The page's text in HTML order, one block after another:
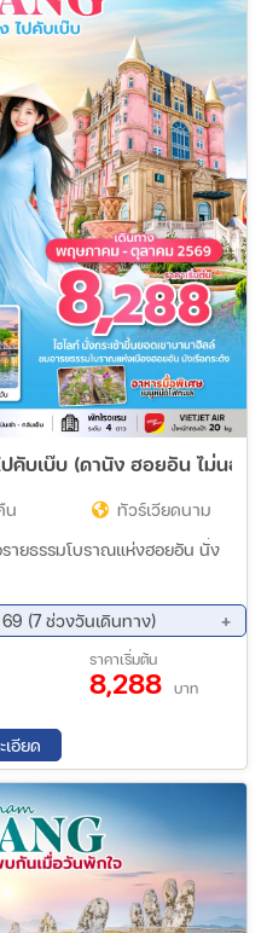
ปคับเบ๊บ (ดานัง ฮอยอัน ไม่นอน
น
ทัวร์เวียดนาม
ายธรรมโบราณแห่งฮอยอัน นั่ง
(7 ช่วงวันเดินทาง)
15 ส.ค. 69 - 17 ส.ค. 69
01 ต.ค. 69 - 03 ต.ค. 69
16 ต.ค. 69 - 18 ต.ค. 69
ราคาเริ่มต้น
8,288 บาท
เอียด